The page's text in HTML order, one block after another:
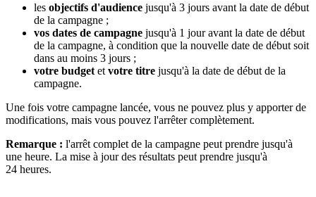
les objectifs d'audience jusqu'à 3 jours avant la date de début
de la campagne ;
vos dates de campagne jusqu'à 1 jour avant la date de début
de la campagne, à condition que la nouvelle date de début soit
dans au moins 3 jours ;
votre budget et votre titre jusqu'à la date de début de la
campagne.
Une fois votre campagne lancée, vous ne pouvez plus y apporter de
modifications, mais vous pouvez l'arrêter complètement.
Remarque : l'arrêt complet de la campagne peut prendre jusqu'à
une heure. La mise à jour des résultats peut prendre jusqu'à
24 heures.